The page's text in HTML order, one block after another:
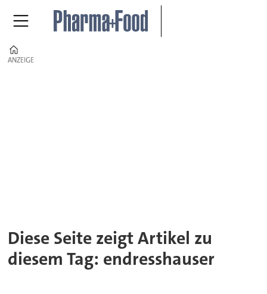
ANZEIGE
ANZEIGE
Diese Seite zeigt Artikel zu
diesem Tag: endresshauser